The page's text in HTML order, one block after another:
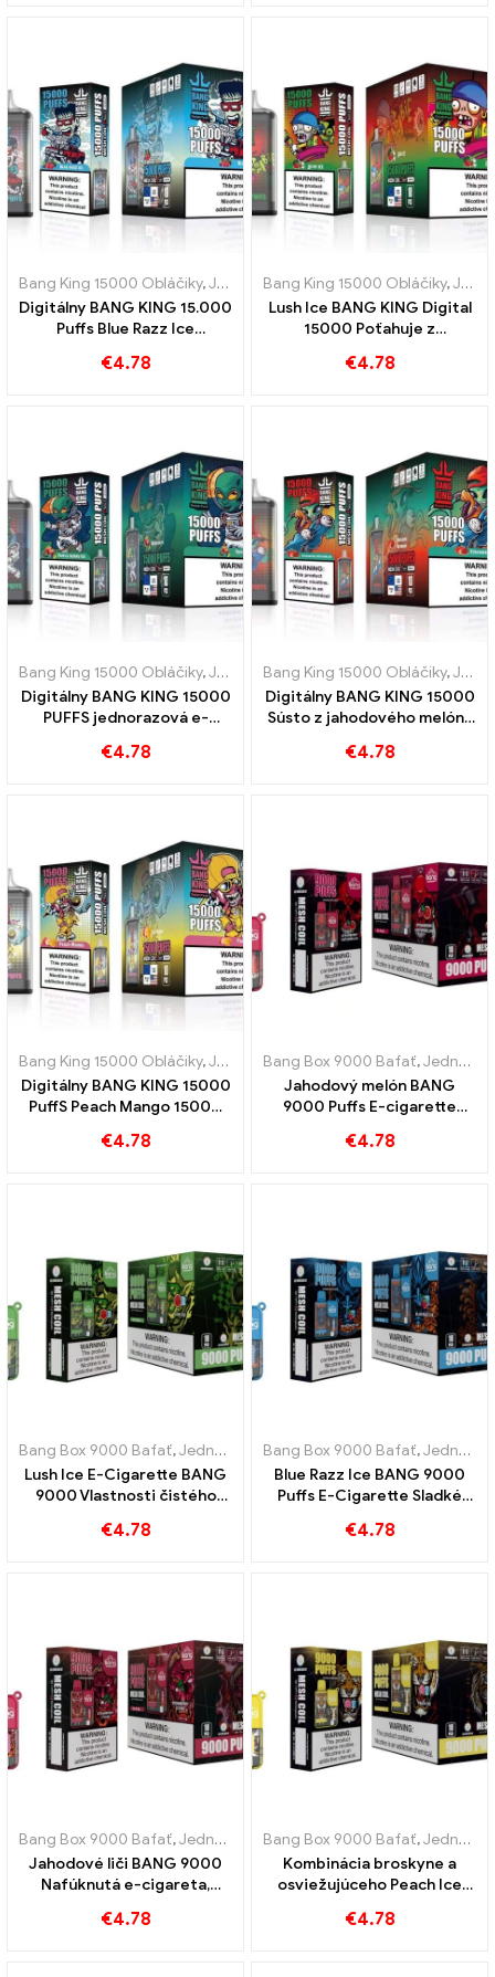
Bang King 15000 Obláčiky,Jednorazové elektronické cigarety Švédsko
Digitálny BANG KING 15.000
Puffs Blue Razz Ice
cigareta
€4.78
Bang King 15000 Obláčiky,Jednorazové elektronické cigarety Švédsko
Lush Ice BANG KING Digital
15000 Poťahuje z
cigarety 15000 Puff vodný
€4.78
Bang King 15000 Obláčiky,Jednorazové elektronické cigarety Švédsko
Digitálny BANG KING 15000
PUFFS jednorazová e-
Vlaky Triple Berry Ice
€4.78
Bang King 15000 Obláčiky,Jednorazové elektronické cigarety Švédsko
Digitálny BANG KING 15000
Sústo z jahodového melónu
cigareta pre osviežujúcu
€4.78
Bang King 15000 Obláčiky,Jednorazové elektronické cigarety Švédsko
Digitálny BANG KING 15000
PuffS Peach Mango 15000
cigarety pre tropickú
€4.78
Bang Box 9000 Bafať,Jednorazové elektronické cigarety Švédsko
Jahodový melón BANG
9000 Puffs E-cigarette
€4.78
Bang Box 9000 Bafať,Jednorazové elektronické cigarety Švédsko
Lush Ice E-Cigarette BANG
9000 Vlastnosti čistého
€4.78
Bang Box 9000 Bafať,Jednorazové elektronické cigarety Švédsko
Blue Razz Ice BANG 9000
Puffs E-Cigarette Sladké
chlad
€4.78
Bang Box 9000 Bafať,Jednorazové elektronické cigarety Švédsko
Jahodové liči BANG 9000
Nafúknutá e-cigareta,
tropickej sviežosti jahôd a
€4.78
Bang Box 9000 Bafať,Jednorazové elektronické cigarety Švédsko
Kombinácia broskyne a
osviežujúceho Peach Ice
jednorazové elektronické
€4.78